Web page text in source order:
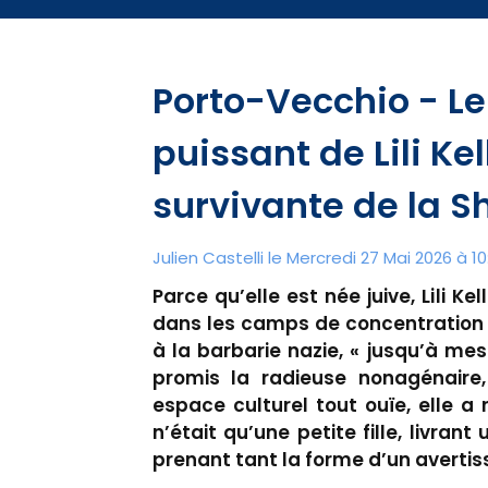
Porto-Vecchio -
puissant de Lili
survivante de la
Julien Castelli le Mercredi 27 Mai 2026 à
Parce qu’elle est née juive, Lili
dans les camps de concentration
à la barbarie nazie, « jusqu’à
promis la radieuse
espace culturel tout ouïe, elle a
n’était qu’une petite fille, livrant
prenant tant la forme d’un